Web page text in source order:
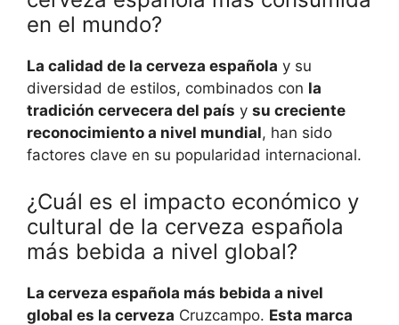
en el mundo?
La calidad de la cerveza española y su
diversidad de estilos, combinados con la
tradición cervecera del país y su creciente
reconocimiento a nivel mundial, han sido
factores clave en su popularidad internacional.
¿Cuál es el impacto económico y
cultural de la cerveza española
más bebida a nivel global?
La cerveza española más bebida a nivel
global es la cerveza Cruzcampo. Esta marca